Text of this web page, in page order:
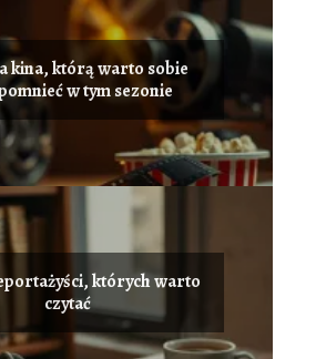
kina, którą warto sobie
w tym sezonie
których warto
czytać